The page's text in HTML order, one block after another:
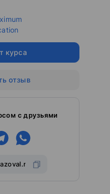
курса
отзыв
с друзьями